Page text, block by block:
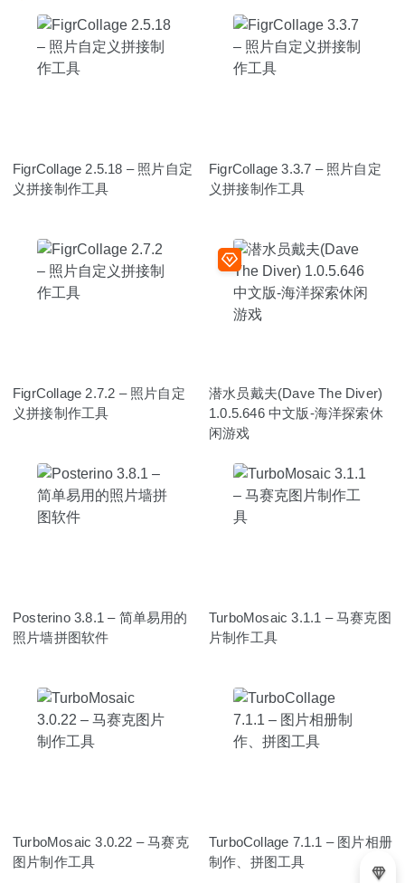
FigrCollage 2.5.18 – 照片自定
义拼接制作工具
FigrCollage 3.3.7 – 照片自定
义拼接制作工具
FigrCollage 2.7.2 – 照片自定
义拼接制作工具
潜水员戴夫(Dave The Diver)
1.0.5.646 中文版-海洋探索休
闲游戏
Posterino 3.8.1 – 简单易用的
照片墙拼图软件
TurboMosaic 3.1.1 – 马赛克图
片制作工具
TurboMosaic 3.0.22 – 马赛克
图片制作工具
TurboCollage 7.1.1 – 图片相册
制作、拼图工具